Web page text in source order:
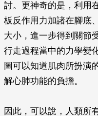
討。更神奇的是，利用
板反作用力加諸在腳底
大小，進一步得到關節
行走過程當中的力學變
圖可以知道肌肉所扮演
解心肺功能的負擔。
因此，可以說，人類所